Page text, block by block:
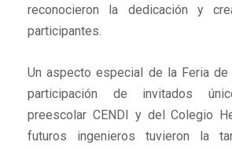
reconocieron la dedicación y
participantes.
Un aspecto especial de la Feria
participación de invitados
preescolar CENDI y del Colegio
futuros ingenieros tuvieron la